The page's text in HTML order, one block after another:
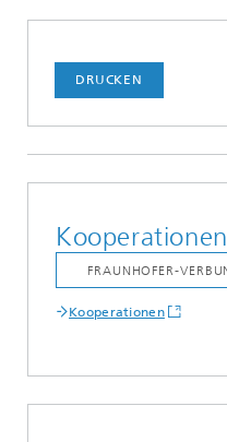
DRUCKEN
Kooperationen
Kooperationen